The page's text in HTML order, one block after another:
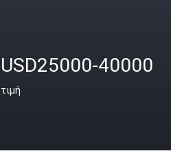
USD25000-40000
τιμή